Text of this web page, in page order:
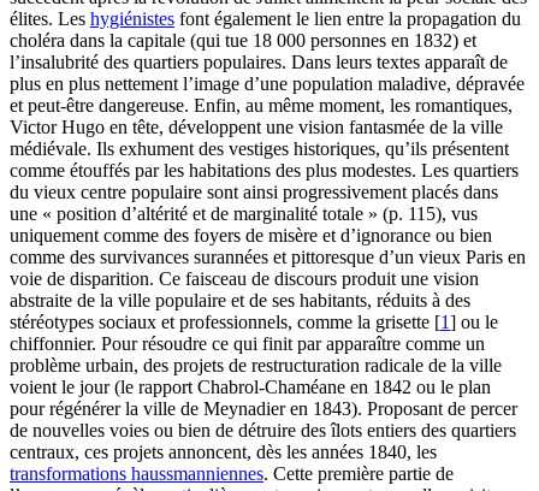
élites. Les hygiénistes font également le lien entre la propagation du
choléra dans la capitale (qui tue 18 000 personnes en 1832) et
l’insalubrité des quartiers populaires. Dans leurs textes apparaît de
plus en plus nettement l’image d’une population maladive, dépravée
et peut-être dangereuse. Enfin, au même moment, les romantiques,
Victor Hugo en tête, développent une vision fantasmée de la ville
médiévale. Ils exhument des vestiges historiques, qu’ils présentent
comme étouffés par les habitations des plus modestes. Les quartiers
du vieux centre populaire sont ainsi progressivement placés dans
une « position d’altérité et de marginalité totale » (p. 115), vus
uniquement comme des foyers de misère et d’ignorance ou bien
comme des survivances surannées et pittoresque d’un vieux Paris en
voie de disparition. Ce faisceau de discours produit une vision
abstraite de la ville populaire et de ses habitants, réduits à des
stéréotypes sociaux et professionnels, comme la grisette [1] ou le
chiffonnier. Pour résoudre ce qui finit par apparaître comme un
problème urbain, des projets de restructuration radicale de la ville
voient le jour (le rapport Chabrol-Chaméane en 1842 ou le plan
pour régénérer la ville de Meynadier en 1843). Proposant de percer
de nouvelles voies ou bien de détruire des îlots entiers des quartiers
centraux, ces projets annoncent, dès les années 1840, les
transformations haussmanniennes. Cette première partie de